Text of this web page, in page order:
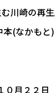
川崎の再生
本(なかもと
０月２２日